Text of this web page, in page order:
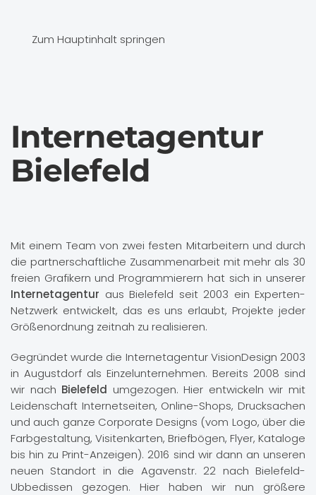
Zum Hauptinhalt springen
Internet­agentur
Bielefeld
Mit einem Team von zwei festen Mitarbeitern und durch
die partnerschaftliche Zusammenarbeit mit mehr als 30
freien Grafikern und Programmierern hat sich in unserer
Internetagentur aus Bielefeld seit 2003 ein Experten-
Netzwerk entwickelt, das es uns erlaubt, Projekte jeder
Größenordnung zeitnah zu realisieren.
Gegründet wurde die Internetagentur VisionDesign 2003
in Augustdorf als Einzelunternehmen. Bereits 2008 sind
wir nach Bielefeld umgezogen. Hier entwickeln wir mit
Leidenschaft Internetseiten, Online-Shops, Drucksachen
und auch ganze Corporate Designs (vom Logo, über die
Farbgestaltung, Visitenkarten, Briefbögen, Flyer, Kataloge
bis hin zu Print-Anzeigen). 2016 sind wir dann an unseren
neuen Standort in die Agavenstr. 22 nach Bielefeld-
Ubbedissen gezogen. Hier haben wir nun größere